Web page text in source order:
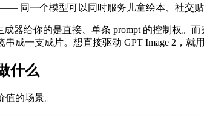
同一个模型可以同时服务儿童绘本、社交
成器给你的是直接、单条 prompt 的控制权。
成一支成片。想直接驱动 GPT Image 2，
什么
的场景。